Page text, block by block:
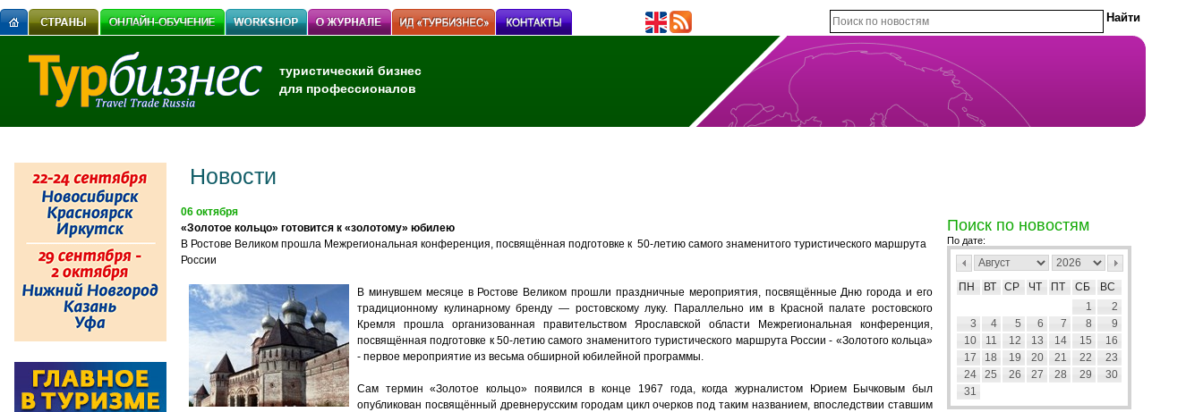
туристический бизнес
для профессионалов
Новости
06 октября
«Золотое кольцо» готовится к «золотому» юбилею
В Ростове Великом прошла Межрегиональная конференция, посвящённая подготовке к 50-летию самого знаменитого туристического маршрута
России
В минувшем месяце в Ростове Великом прошли праздничные мероприятия, посвящённые Дню города и его
традиционному кулинарному бренду — ростовскому луку. Параллельно им в Красной палате ростовского
Кремля прошла организованная правительством Ярославской области Межрегиональная конференция,
посвящённая подготовке к 50-летию самого знаменитого туристического маршрута России - «Золотого кольца»
- первое мероприятие из весьма обширной юбилейной программы.
Сам термин «Золотое кольцо» появился в конце 1967 года, когда журналистом Юрием Бычковым был
опубликован посвящённый древнерусским городам цикл очерков под таким названием, впоследствии ставшим
Поиск по новостям
По дате:
ПН ВТ СР ЧТ ПТ СБ
ВС
1
2
3
4 5 6 7 8
9
10
11 12 13 14 15
16
17
18 19 20 21 22
23
24
25 26 27 28 29
30
31